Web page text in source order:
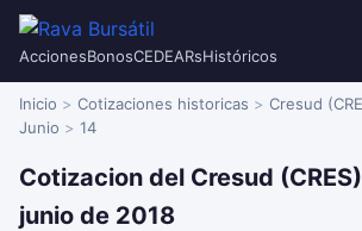
AccionesBonosCEDEARsHistóricos
Inicio Cotizaciones historicas Cresud
Junio
14
Cotizacion del Cresud
junio de 2018